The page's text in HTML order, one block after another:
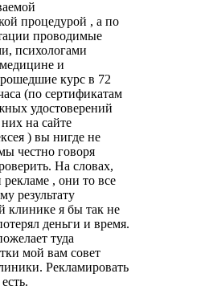
процедурой , а по
проводимые
психологами
и
курс в 72
(по сертификатам
удостоверений
на сайте
) вы нигде не
честно говоря
На словах,
рекламе , они то все
результату
клинике я бы так не
деньги и время.
туда
мой вам совет
Рекламировать